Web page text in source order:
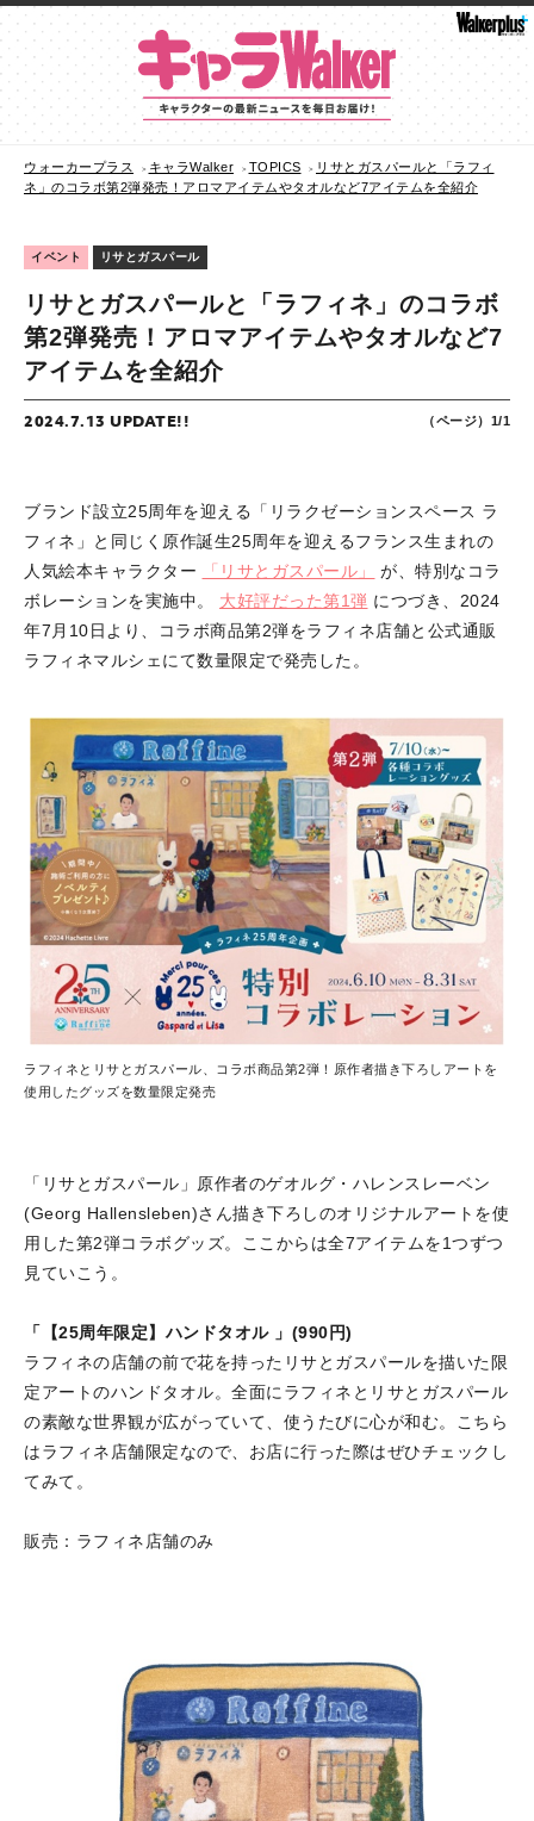
ウォーカープラス キャラWalker TOPICS
リサとガスパールと「ラフィ
ネ」のコラボ第2弾発売！アロマアイテムやタオルなど7アイテムを全紹介
イベント リサとガスパール
リサとガスパールと「ラフィネ」のコラボ
第2弾発売！アロマアイテムやタオルなど7
アイテムを全紹介
2024.7.13 UPDATE!! （ページ）1/1
ブランド設立25周年を迎える「リラクゼーションスペース ラ
フィネ」と同じく原作誕生25周年を迎えるフランス生まれの
人気絵本キャラクター
「リサとガスパール」
が、特別なコラ
ボレーションを実施中。 大好評だった第1弾 につづき、2024
年7月10日より、コラボ商品第2弾をラフィネ店舗と公式通販
ラフィネマルシェにて数量限定で発売した。
ラフィネとリサとガスパール、コラボ商品第2弾！原作者描き下ろしアートを
使用したグッズを数量限定発売
「リサとガスパール」原作者のゲオルグ・ハレンスレーベン
(Georg Hallensleben)さん描き下ろしのオリジナルアートを使
用した第2弾コラボグッズ。ここからは全7アイテムを1つずつ
見ていこう。
「【25周年限定】ハンドタオル 」(990円)
ラフィネの店舗の前で花を持ったリサとガスパールを描いた限
定アートのハンドタオル。全面にラフィネとリサとガスパール
の素敵な世界観が広がっていて、使うたびに心が和む。こちら
はラフィネ店舗限定なので、お店に行った際はぜひチェックし
てみて。
販売：ラフィネ店舗のみ